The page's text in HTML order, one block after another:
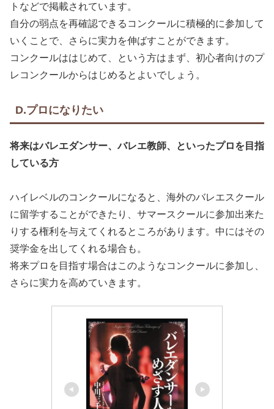
トなどで掲載されています。
自分の弱点を再確認できるコンクールに積極的に参加して
いくことで、さらに実力を伸ばすことができます。
コンクールははじめて、という方はまず、初心者向けのプ
レコンクールからはじめるとよいでしょう。
D.プロになりたい
将来はバレエダンサー、バレエ教師、といったプロを目指
している方
ハイレベルのコンクールになると、海外のバレエスクール
に留学することができたり、サマースクールに参加出来た
りする権利を与えてくれるところがあります。中にはその
奨学金を出してくれる場合も。
将来プロを目指す場合はこのようなコンクールに参加し、
さらに実力を高めていきます。